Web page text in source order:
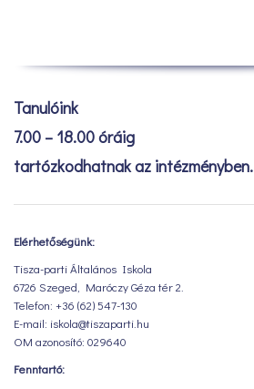
Tanulóink
7.00 – 18.00 óráig
tartózkodhatnak az intézményben.
Elérhetőségünk:
Tisza-parti Általános Iskola
6726 Szeged, Maróczy Géza tér 2.
Telefon: +36 (62) 547-130
E-mail: iskola@tiszaparti.hu
OM azonosító: 029640
Fenntartó: